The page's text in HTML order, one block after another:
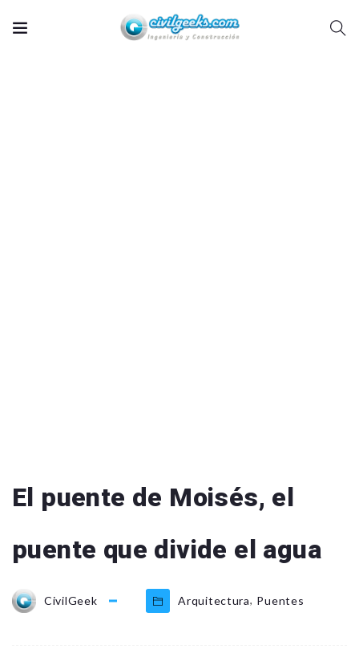
El puente de Moisés, el
puente que divide el agua
CivilGeek Arquitectura, Puentes